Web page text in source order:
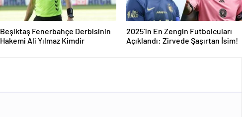
Beşiktaş Fenerbahçe Derbisinin
Hakemi Ali Yılmaz Kimdir
2025’in En Zengin Futbolcuları
Açıklandı: Zirvede Şaşırtan İsim!